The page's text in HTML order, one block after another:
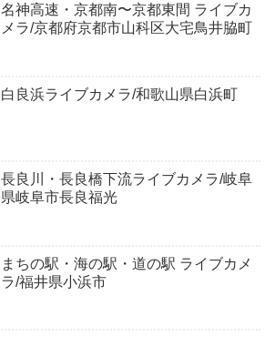
名神高速・京都南〜京都東間 ライブカ
メラ/京都府京都市山科区大宅鳥井脇町
白良浜ライブカメラ/和歌山県白浜町
長良川・長良橋下流ライブカメラ/岐阜
県岐阜市長良福光
まちの駅・海の駅・道の駅 ライブカメ
ラ/福井県小浜市